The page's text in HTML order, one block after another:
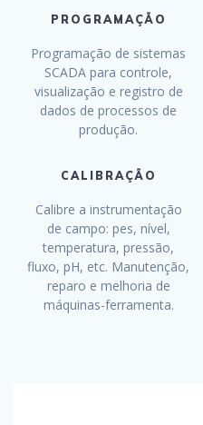
PROGRAMAÇÃO
Programação de sistemas
SCADA para controle,
visualização e registro de
dados de processos de
produção.
CALIBRAÇÃO
Calibre a instrumentação
de campo: pes, nível,
temperatura, pressão,
fluxo, pH, etc. Manutenção,
reparo e melhoria de
máquinas-ferramenta.